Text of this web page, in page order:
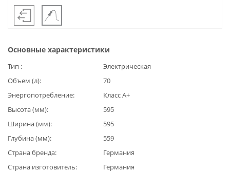
Основные характеристики
Тип
Электрическая
Объем (л)
70
Энергопотребление
Класс А+
Высота (мм)
595
Ширина (мм)
595
Глубина (мм)
559
Страна бренда
Германия
Страна изготовитель
Германия